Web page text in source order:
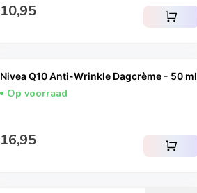
Normale prijs
10,95 shopping_cart
Nivea Q10 Anti-Wrinkle Dagcrème - 50 ml
Op voorraad
Normale prijs
16,95 shopping_cart